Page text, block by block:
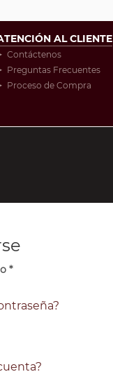
AL CLIENTE
Contáctenos
Preguntas Frecuentes
Proceso de Compra
*